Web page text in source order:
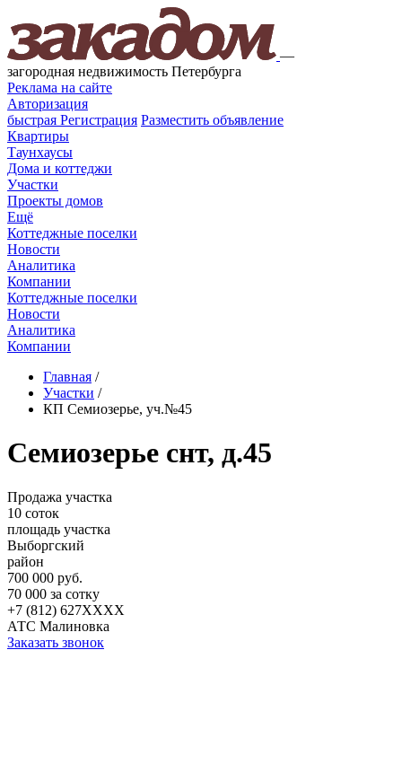
—
загородная недвижимость Петербурга
Реклама на сайте
Авторизация
быстрая Регистрация Разместить объявление
Квартиры
Таунхаусы
Дома и коттеджи
Участки
Проекты домов
Ещё
Коттеджные поселки
Новости
Аналитика
Компании
Коттеджные поселки
Новости
Аналитика
Компании
Главная /
Участки /
КП Семиозерье, уч.№45
Семиозерье снт, д.45
Продажа участка
10 соток
площадь участка
Выборгский
район
700 000 руб.
70 000 за сотку
+7 (812) 627XXXX
АТС Малиновка
Заказать звонок